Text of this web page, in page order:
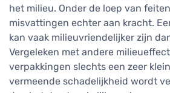
het milieu. Onder de loep van
misvattingen echter aan kracht.
kan vaak milieuvriendelijker zijn
Vergeleken met andere
verpakkingen slechts een zeer
vermeende schadelijkheid wordt